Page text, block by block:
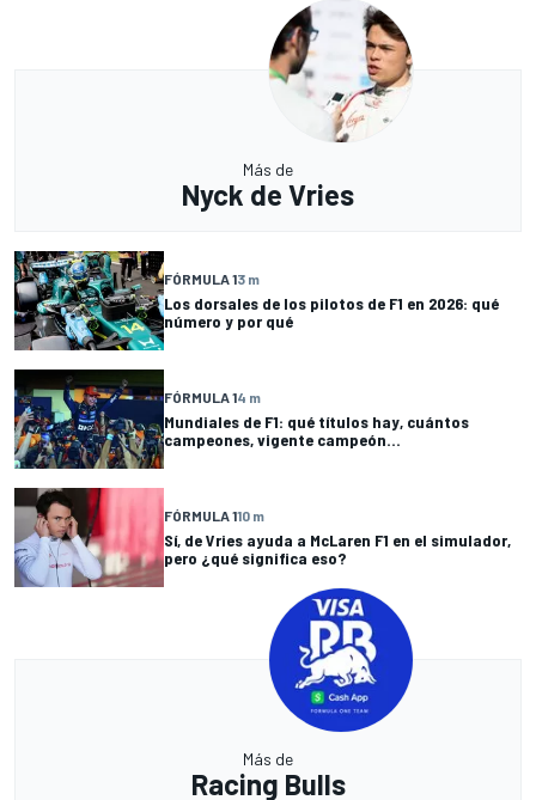
Más de
Nyck de Vries
FÓRMULA 13 m
Los dorsales de los pilotos de F1 en 2026: qué
número y por qué
FÓRMULA 14 m
Mundiales de F1: qué títulos hay, cuántos
campeones, vigente campeón...
FÓRMULA 110 m
Sí, de Vries ayuda a McLaren F1 en el simulador,
pero ¿qué significa eso?
Más de
Racing Bulls